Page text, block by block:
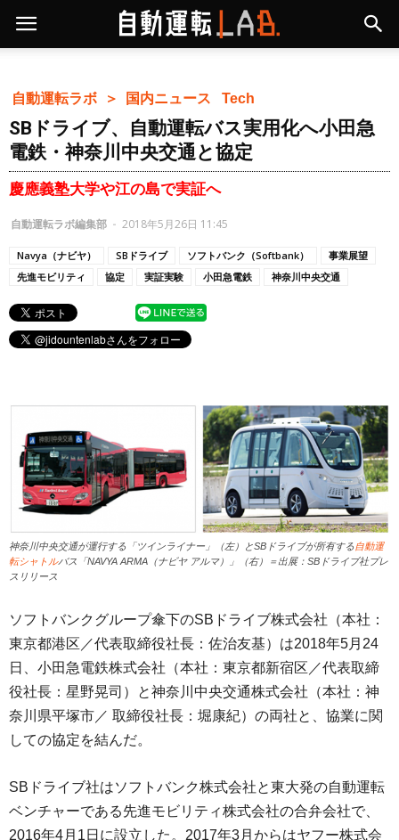
自動運転ラボ ＞ 国内ニュース Tech
SBドライブ、自動運転バス実用化へ小田急
電鉄・神奈川中央交通と協定
慶應義塾大学や江の島で実証へ
自動運転ラボ編集部 - 2018年5月26日 11:45
Navya（ナビヤ） SBドライブ ソフトバンク（Softbank）
事業展望
先進モビリティ
協定 実証実験 小田急電鉄 神奈川中央交通
神奈川中央交通が運行する「ツインライナー」（左）とSBドライブが所有する自動運
転シャトルバス「NAVYA ARMA（ナビヤ アルマ）」（右）＝出展：SBドライブ社プレ
スリリース
ソフトバンクグループ傘下のSBドライブ株式会社（本社：
東京都港区／代表取締役社長：佐治友基）は2018年5月24
日、小田急電鉄株式会社（本社：東京都新宿区／代表取締
役社長：星野晃司）と神奈川中央交通株式会社（本社：神
奈川県平塚市／ 取締役社長：堀康紀）の両社と、協業に関
しての協定を結んだ。
SBドライブ社はソフトバンク株式会社と東大発の自動運転
ベンチャーである先進モビリティ株式会社の合弁会社で、
2016年4月1日に設立した。2017年3月からはヤフー株式会